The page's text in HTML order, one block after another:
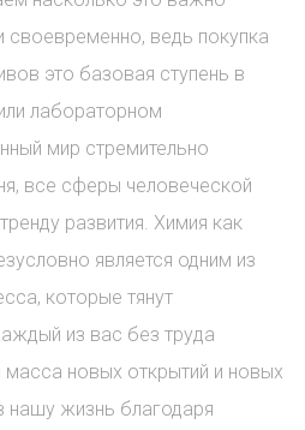
своевременно, ведь покупка
это базовая ступень в
лабораторном
мир стремительно
все сферы человеческой
развития. Химия как
является одним из
которые тянут
из вас без труда
новых открытий и новых
нашу жизнь благодаря